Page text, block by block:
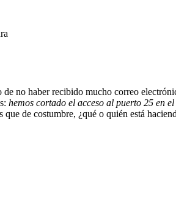
no haber recibido mucho correo
hemos cortado el acceso al puerto 25 en
de costumbre, ¿qué o quién está